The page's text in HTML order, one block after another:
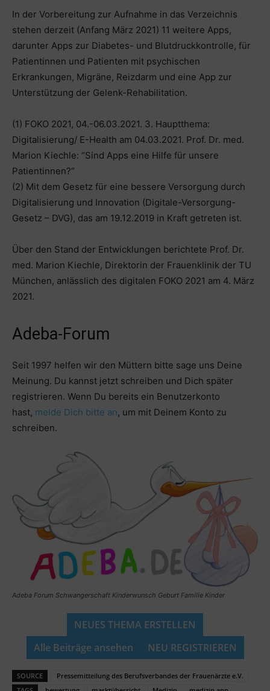
In der Vorbereitung zur Aufnahme in das Verzeichnis
stehen derzeit (Anfang März 2021) 11 weitere Apps,
darunter Apps zur Diabetes- und Blutdruckkontrolle, für
Patientinnen und Patienten mit psychischen
Erkrankungen, Migräne, Reizdarm und eine App zur
Unterstützung der Gelenk-Rehabilitation.
(1) FOKO 2021, 04.-06.03.2021. 3. Hauptthema:
Digitalisierung/ E-Health am 04.03.2021. Prof. Dr. med.
Marion Kiechle: “Sind Apps eine Hilfe für unsere
Patientinnen?“
(2) Mit dem Gesetz für eine bessere Versorgung durch
Digitalisierung und Innovation (Digitale-Versorgung-
Gesetz – DVG), das am 19.12.2019 in Kraft getreten ist.
Über den Stand der Entwicklungen berichtete Prof. Dr.
med. Marion Kiechle, Direktorin der Frauenklinik der TU
München, anlässlich des digitalen FOKO 2021 am 4. März
2021.
Adeba-Forum
Seit 1997 helfen wir den Müttern bitte sage uns Deine
Meinung. Du kannst jetzt schreiben und Dich später
registrieren. Wenn Du bereits ein Benutzerkonto
hast, melde Dich bitte an, um mit Deinem Konto zu
schreiben.
Adeba Forum Schwangerschaft Kinderwunsch Geburt Familie Kinder
NEUES THEMA ERSTELLEN
Alle Beiträge ansehen
NEU REGISTRIEREN
SOURCE
Pressemitteilung des Berufsverbandes der Frauenärzte e.V.